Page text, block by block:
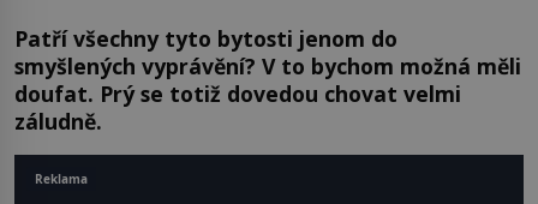
Patří všechny tyto bytosti jenom do
smyšlených vyprávění? V to bychom možná měli
doufat. Prý se totiž dovedou chovat velmi
záludně.
Reklama